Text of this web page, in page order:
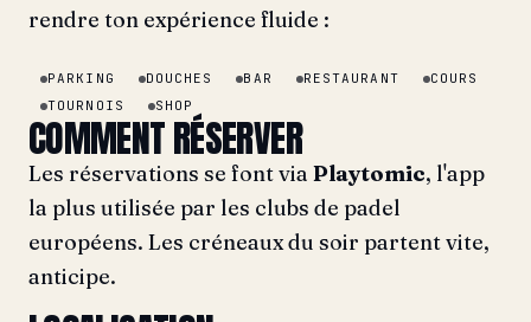
rendre ton expérience fluide :
PARKING DOUCHES BAR RESTAURANT
COURS
TOURNOIS
SHOP
COMMENT RÉSERVER
Les réservations se font via Playtomic, l'app
la plus utilisée par les clubs de padel
européens. Les créneaux du soir partent vite,
anticipe.